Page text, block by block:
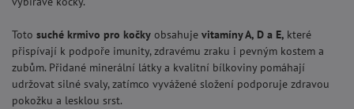
Toto suché krmivo pro kočky obsahuje vitamíny A, D a E, které
přispívají k podpoře imunity, zdravému zraku i pevným kostem a
zubům. Přidané minerální látky a kvalitní bílkoviny pomáhají
udržovat silné svaly, zatímco vyvážené složení podporuje zdravou
pokožku a lesklou srst.